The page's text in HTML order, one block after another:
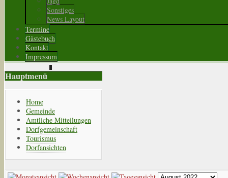
Sonstiges
News Layout
Termine
Gästebuch
Kontakt
Impressum
Hauptmenü
Home
Gemeinde
Amtliche Mitteilungen
Dorfgemeinschaft
Tourismus
Dorfansichten